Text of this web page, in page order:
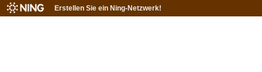
Erstellen Sie ein Ning-Netzwerk!